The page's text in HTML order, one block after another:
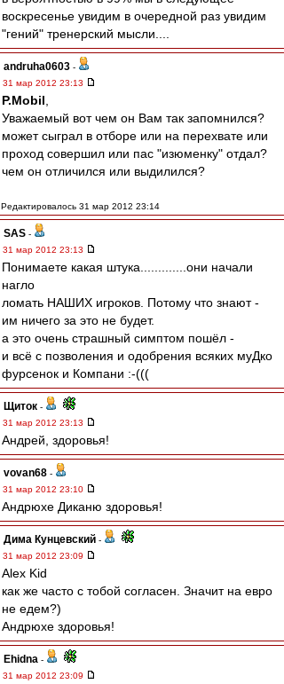
воскресенье увидим в очередной раз увидим
"гений" тренерский мысли....
andruha0603 -
31 мар 2012 23:13
P.Mobil
Уважаемый вот чем он Вам так запомнился?
может сыграл в отборе или на перехвате или
проход совершил или пас "изюменку" отдал?
чем он отличился или выдилился?
Редактировалось 31 мар 2012 23:14
SAS -
31 мар 2012 23:13
Понимаете какая штука.............они начали
нагло
ломать НАШИХ игроков. Потому что знают -
им ничего за это не будет.
а это очень страшный симптом пошёл -
и всё с позволения и одобрения всяких муДко
фурсенок и Компани :-(((
Щиток -
31 мар 2012 23:13
Андрей, здоровья!
vovan68 -
31 мар 2012 23:10
Андрюхе Диканю здоровья!
Дима Кунцевский -
31 мар 2012 23:09
Alex Kid
как же часто с тобой согласен. Значит на евро
не едем?)
Андрюхе здоровья!
Ehidna -
31 мар 2012 23:09